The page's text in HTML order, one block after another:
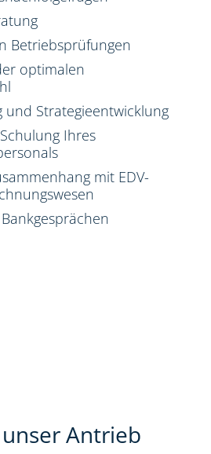
Betriebsprüfungen
optimalen
und Strategieentwicklung
Ihres
mit EDV-
Antrieb